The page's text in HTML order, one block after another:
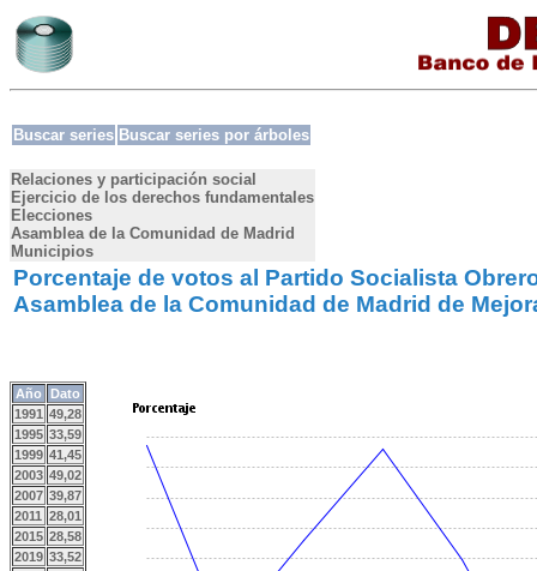
Buscar series Buscar series por árboles
Relaciones y participación social
Ejercicio de los derechos fundamentales
Elecciones
Asamblea de la Comunidad de Madrid
Municipios
Porcentaje de votos al Partido Socialista
Asamblea de la Comunidad de Madrid de
Año
Dato
1991 49,28
1995 33,59
1999 41,45
2003 49,02
2007 39,87
2011 28,01
2015 28,58
2019 33,52